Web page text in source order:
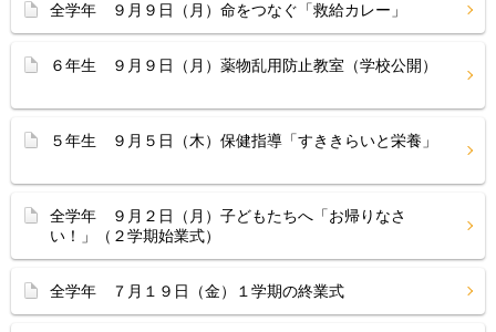
全学年 ９月９日（月）命をつなぐ「救給カレー」
６年生 ９月９日（月）薬物乱用防止教室（学校公開）
５年生 ９月５日（木）保健指導「すききらいと栄養」
全学年 ９月２日（月）子どもたちへ「お帰りなさ
い！」（２学期始業式）
全学年 ７月１９日（金）１学期の終業式